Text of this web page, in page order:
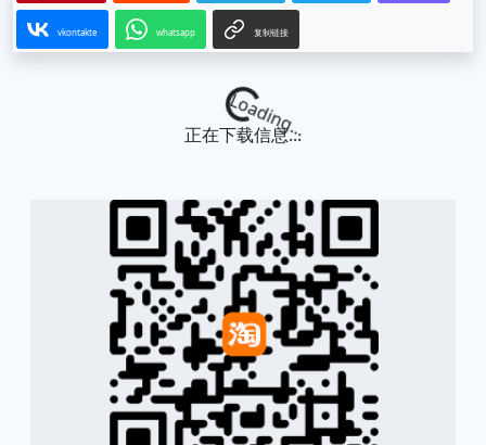
vkontakte whatsapp 复制链接
Loading...
正在下载信息...